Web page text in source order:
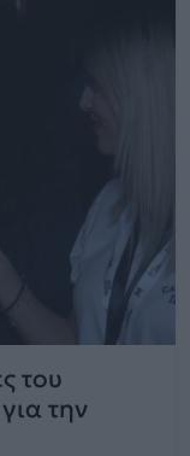
του
την